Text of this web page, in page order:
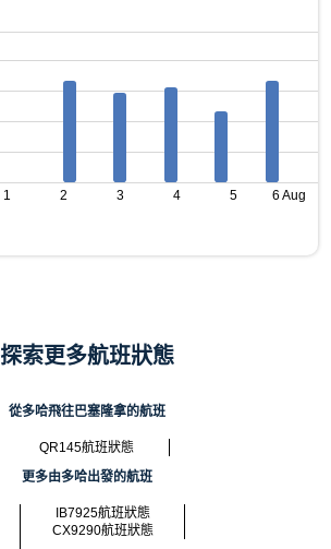
1 2 3 4 5 6 Aug
探索更多航班狀態
從多哈飛往巴塞隆拿的航班
QR145航班狀態
更多由多哈出發的航班
IB7925航班狀態
CX9290航班狀態